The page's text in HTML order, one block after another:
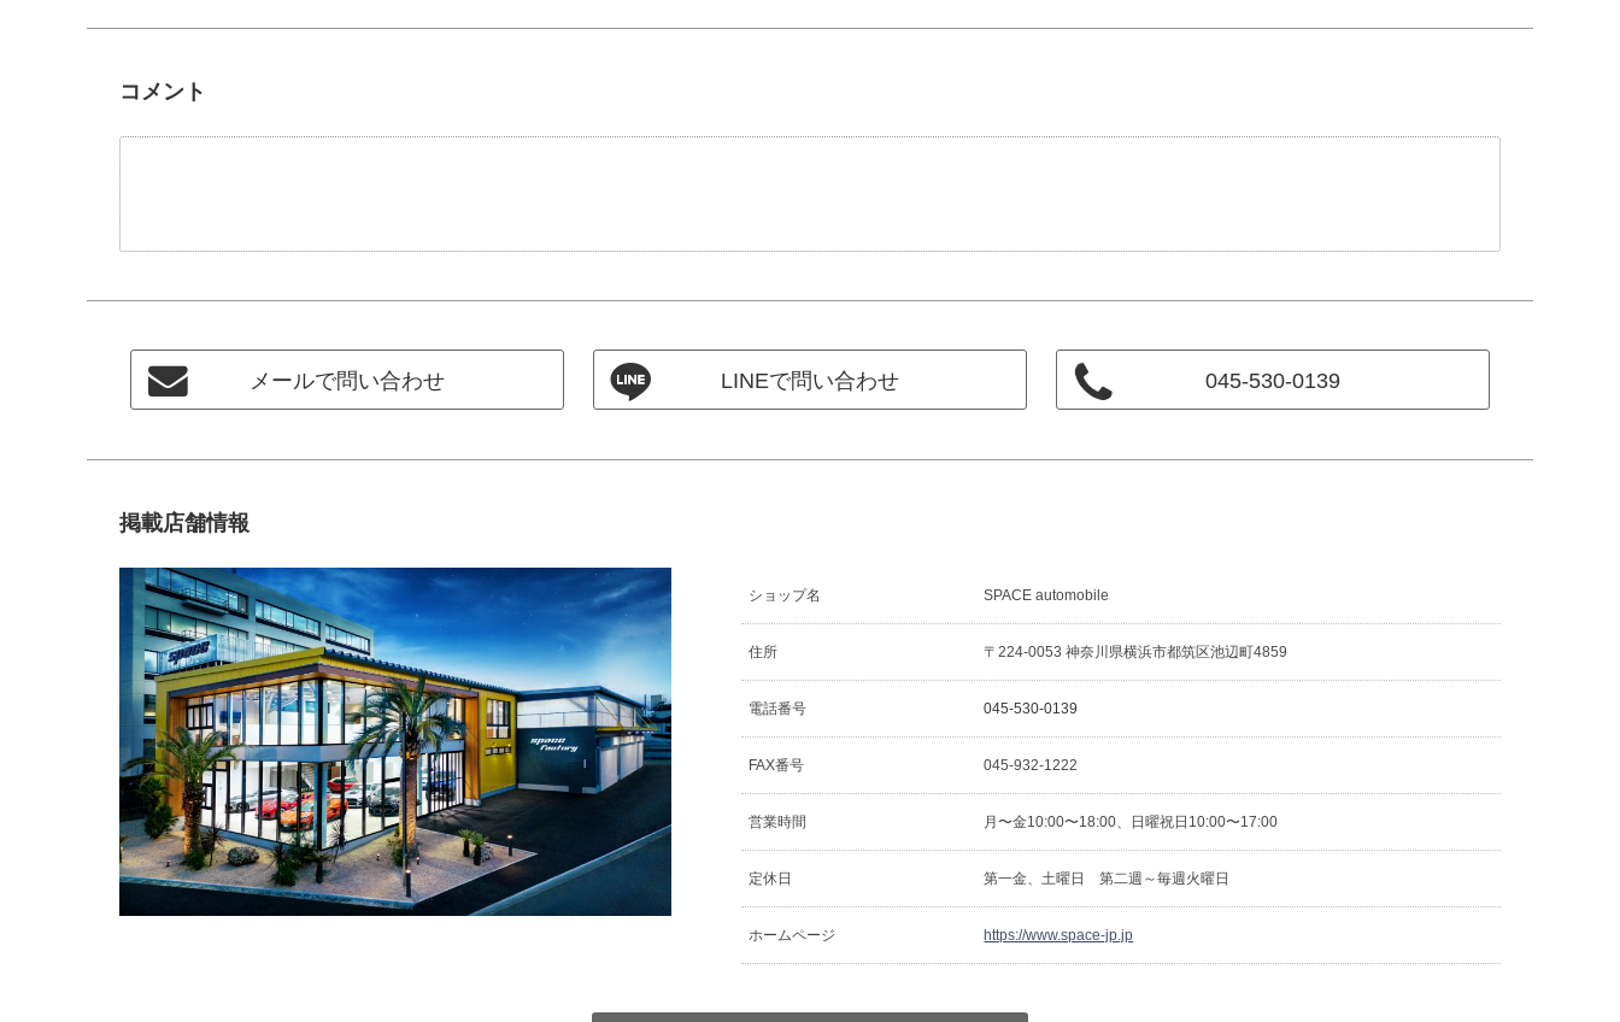
コメント
メールで問い合わせ 045-530-0139
掲載店舗情報
ショップ名 SPACE automobile
住所 〒224-0053 神奈川県横浜市都筑区池辺町4859
電話番号 045-530-0139
FAX番号 045-932-1222
営業時間 月〜金10:00〜18:00、日曜祝日10:00〜17:00
定休日 第一金、土曜日 第二週～毎週火曜日
ホームページ https://www.space-jp.jp